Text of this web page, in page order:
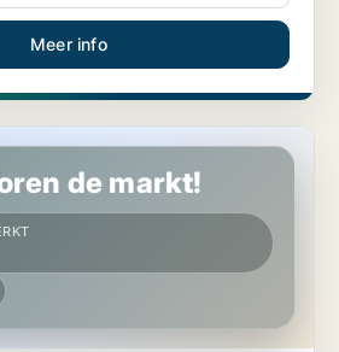
Meer info
Niederösterreich
de markt!